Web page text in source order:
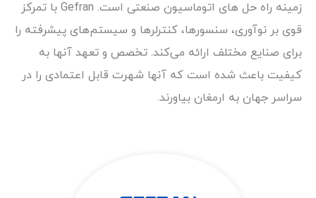
زمینه راه حل های اتوماسیون صنعتی است. Gefran با تمرکز
قوی بر نوآوری، سنسورها، کنترلرها و سیستم‌های پیشرفته را
برای صنایع مختلف ارائه می‌کند. تخصص و تعهد آنها به
کیفیت باعث شده است که آنها شهرت قابل اعتمادی را در
سراسر جهان به ارمغان بیاورند.